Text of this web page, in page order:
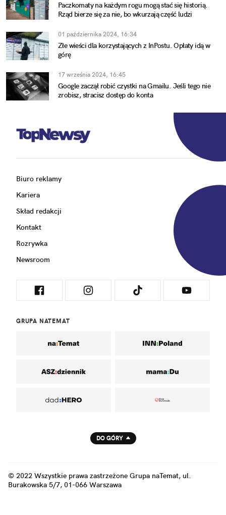
Paczkomaty na każdym rogu mogą stać się historią.
Rząd bierze się za nie, bo wkurzają część ludzi
01 października 2024, 16:34
Złe wieści dla korzystających z InPostu. Opłaty idą w
górę
17 września 2024, 16:45
Google zaczął robić czystki na Gmailu. Jeśli tego nie
zrobisz, stracisz dostęp do konta
Biuro reklamy
Kariera
Skład redakcji
Kontakt
Rozrywka
Newsroom
GRUPA NATEMAT
DO GÓRY
© 2022 Wszystkie prawa zastrzeżone Grupa naTemat, ul.
Burakowska 5/7, 01-066 Warszawa